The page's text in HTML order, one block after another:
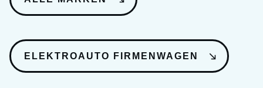
ELEKTROAUTO FIRMENWAGEN